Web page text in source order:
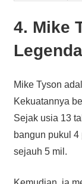
4. Mike
Mike Tyson
Kekuatannya
Sejak usia 13
bangun pukul
sejauh 5 mil.